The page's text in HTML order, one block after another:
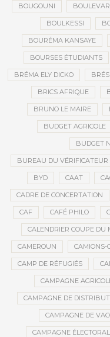
BOUGOUNI
BOULKESSI
BOURÉMA KANSAYE
BOURSES ÉTUDIANTS
BRÉMA ELY DICKO
BRICS AFRIQUE
BRUNO LE MAIRE
BUDGET AGRICOLE
BUDGET
BUREAU DU VÉRIFICATEUR
BYD CAAT
CADRE DE CONCERTATION
CAF CAFÉ PHILO
CALENDRIER COUPE DU
CAMEROUN CAMIONS-
CAMP DE RÉFUGIÉS
CAMPAGNE
CAMPAGNE DE
CAMPAGNE DE
CAMPAGNE